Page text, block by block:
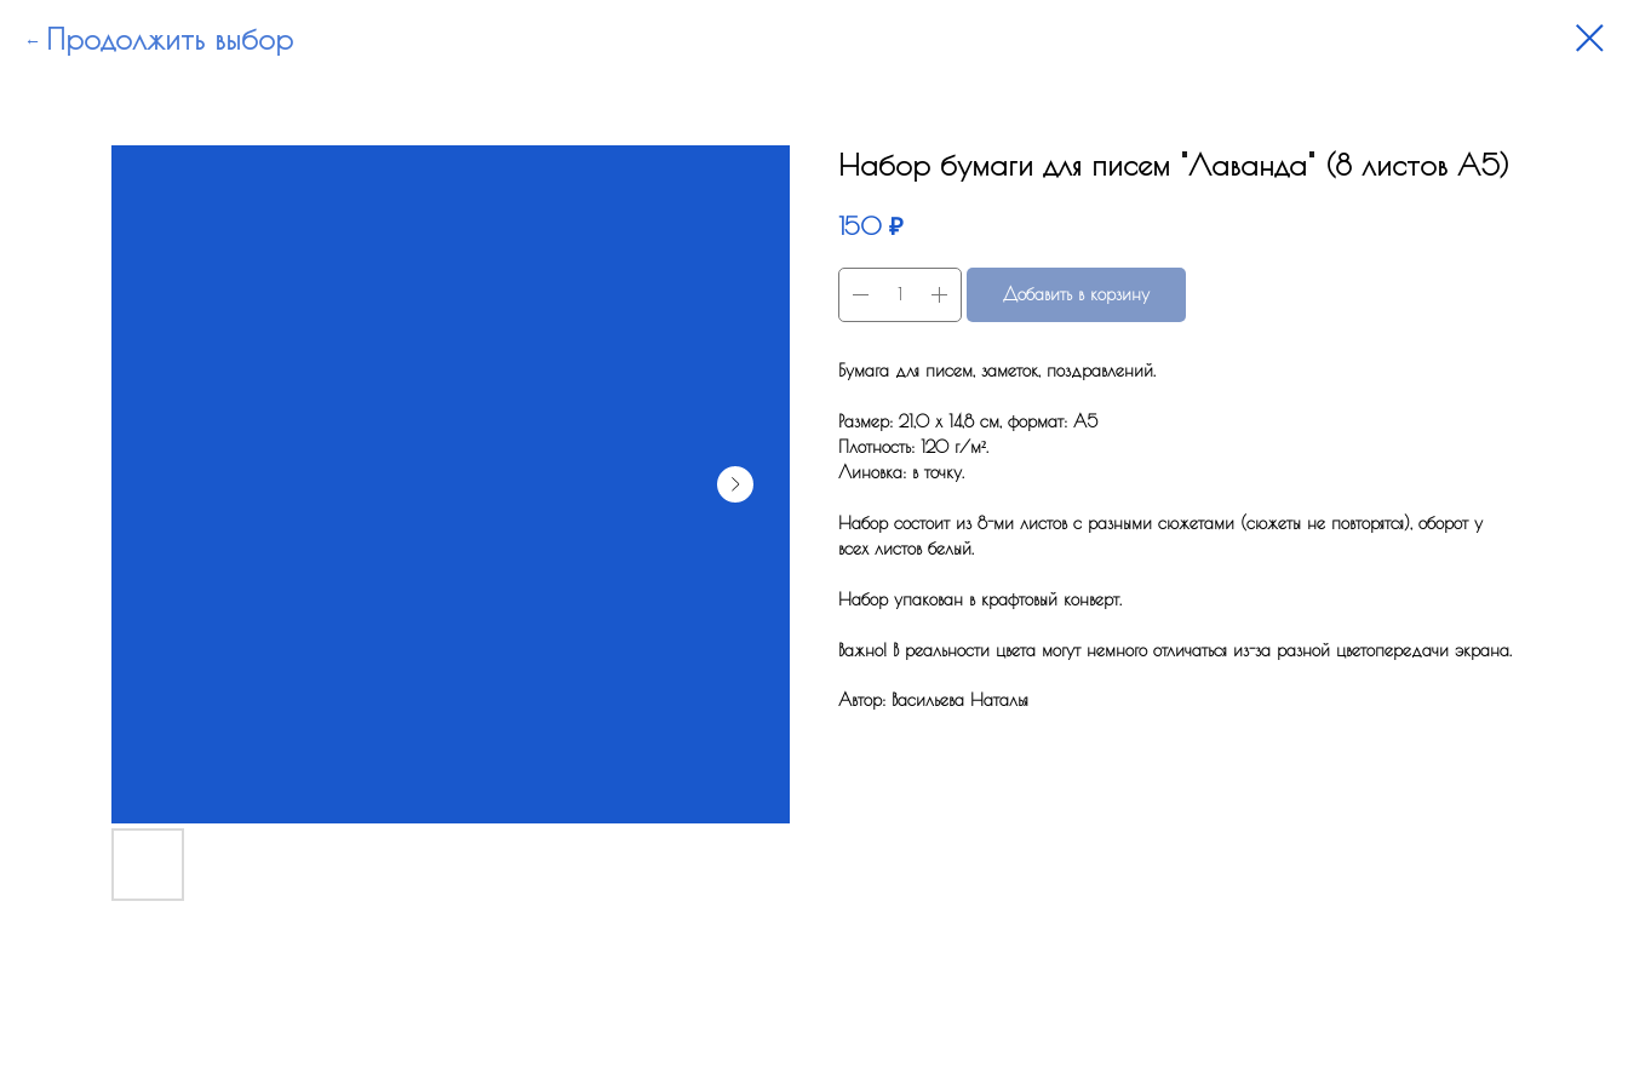
Продолжить выбор
Набор бумаги для писем "Лаванда" (8 листов А5)
150 ₽
Добавить в корзину
Бумага для писем, заметок, поздравлений.
Размер: 21,0 x 14,8 см, формат: А5
Плотность: 120 г/м².
Линовка: в точку.
Набор состоит из 8-ми листов с разными сюжетами (сюжеты не повторятся), оборот у
всех листов белый.
Набор упакован в крафтовый конверт.
Важно! В реальности цвета могут немного отличаться из-за разной цветопередачи экрана.
Автор: Васильева Наталья